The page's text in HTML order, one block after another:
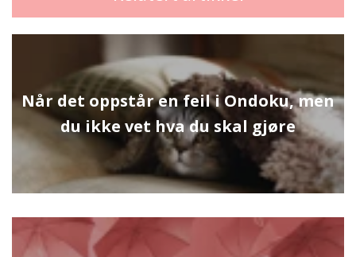
Når det oppstår en feil i Ondoku, men
du ikke vet hva du skal gjøre